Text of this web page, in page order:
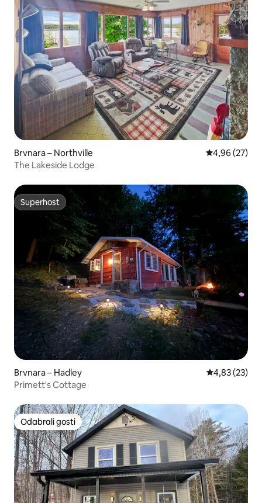
Brvnara – Northville Prosječna
4,96 (27)
The Lakeside Lodge
Superhost
Superhost
Brvnara – Hadley Prosječna
4,83 (23)
Primett's Cottage
Odabrali gosti
Odabrali gosti